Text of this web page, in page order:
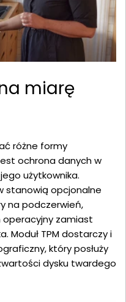
miarę
różne formy
ochrona danych w
użytkownika.
stanowią opcjonalne
na podczerwień,
zamiast
Moduł TPM dostarczy i
który posłuży
dysku twardego